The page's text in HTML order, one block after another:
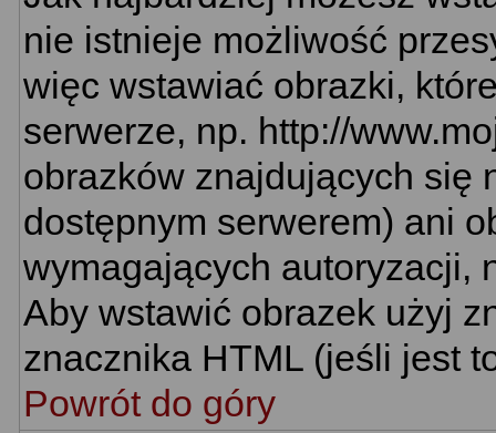
nie istnieje możliwość
więc wstawiać obrazki,
serwerze, np. http://
obrazków znajdujących się
dostępnym serwerem) ani
wymagających autoryzacji,
Aby wstawić obrazek użyj
znacznika HTML (jeśli jest
Powrót do góry